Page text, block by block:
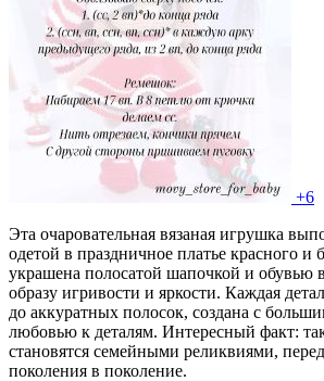
+6
Эта очаровательная вязаная игрушка
одетой в праздничное платье красного и
украшена полосатой шапочкой и обувью
образу игривости и яркости. Каждая
до аккуратных полосок, создана с
любовью к деталям. Интересный факт:
становятся семейными реликвиями,
поколения в поколение.